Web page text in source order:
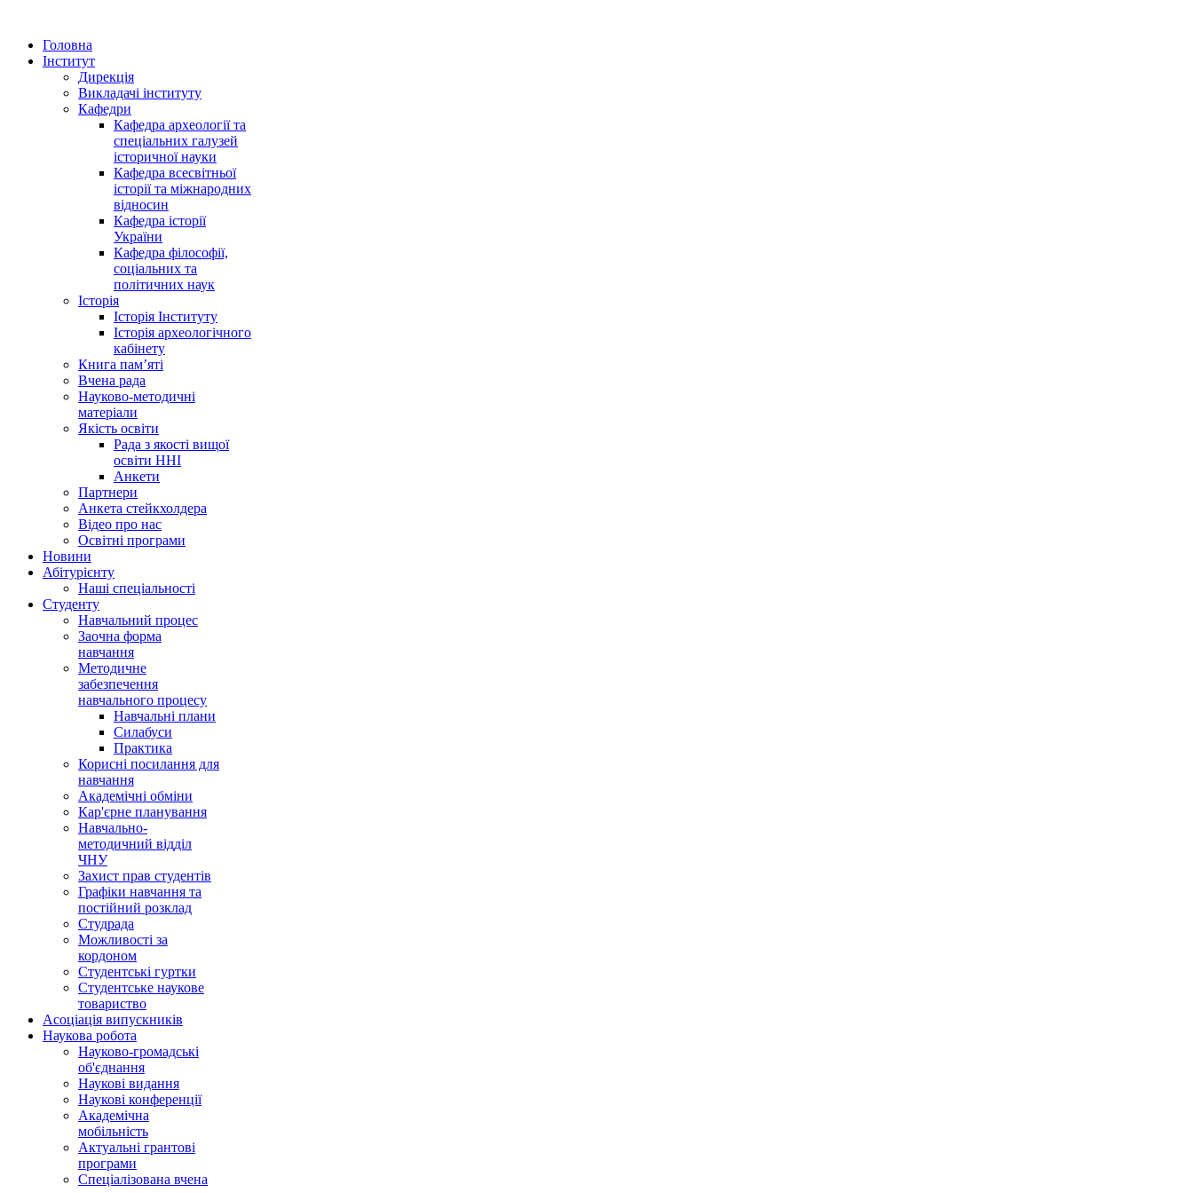
Головна
Інститут
Дирекція
Викладачі інституту
Кафедри
Кафедра археології та
спеціальних галузей
історичної науки
Кафедра всесвітньої
історії та міжнародних
відносин
Кафедра історії
України
Кафедра філософії,
соціальних та
політичних наук
Історія
Історія Інституту
Історія археологічного
кабінету
Книга памʼяті
Вчена рада
Науково-методичні
матеріали
Якість освіти
Рада з якості вищої
освіти ННІ
Анкети
Партнери
Анкета стейкхолдера
Відео про нас
Освітні програми
Hовини
Абітурієнту
Наші спеціальності
Студенту
Навчальний процес
Заочна форма
навчання
Методичне
забезпечення
навчального процесу
Навчальні плани
Силабуси
Практика
Корисні посилання для
навчання
Академічні обміни
Кар'єрне планування
Навчально-
методичний відділ
ЧНУ
Захист прав студентів
Графіки навчання та
постійний розклад
Студрада
Можливості за
кордоном
Студентські гуртки
Студентське наукове
товариство
Асоціація випускників
Наукова робота
Науково-громадські
об'єднання
Наукові видання
Наукові конференції
Академічна
мобільність
Актуальні грантові
програми
Спеціалізована вчена